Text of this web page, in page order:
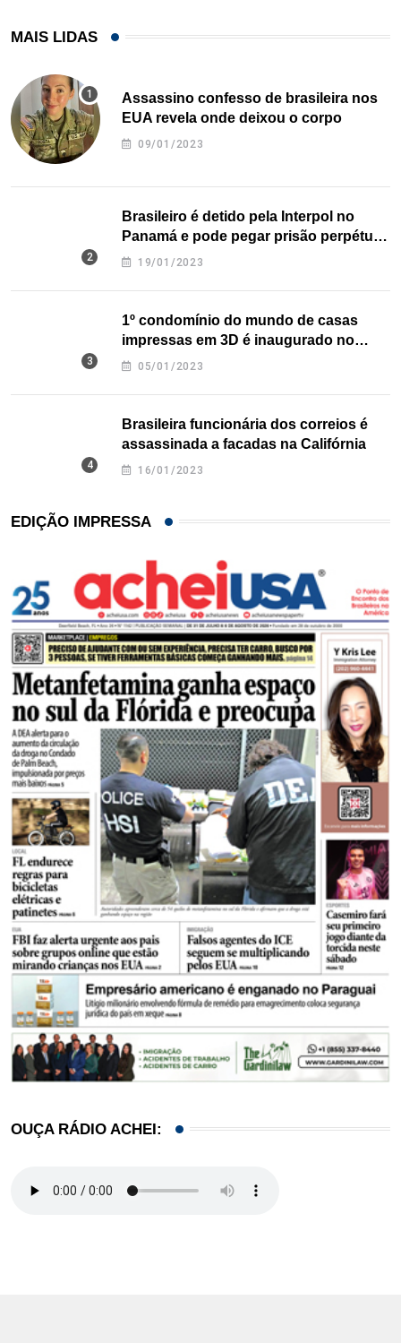
MAIS LIDAS
Assassino confesso de brasileira nos
EUA revela onde deixou o corpo
09/01/2023
Brasileiro é detido pela Interpol no
Panamá e pode pegar prisão perpétua
nos EUA
19/01/2023
1º condomínio do mundo de casas
impressas em 3D é inaugurado no
Texas
05/01/2023
Brasileira funcionária dos correios é
assassinada a facadas na Califórnia
16/01/2023
EDIÇÃO IMPRESSA
OUÇA RÁDIO ACHEI: